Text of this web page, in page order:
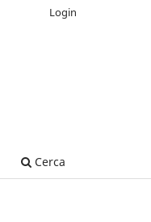
Cerca
Login